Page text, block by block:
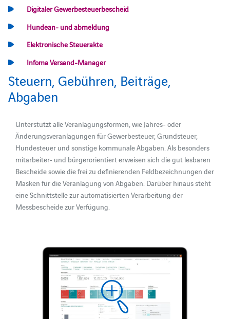
Digitaler Gewerbesteuerbescheid
Hundean- und abmeldung
Elektronische Steuerakte
Infoma Versand-Manager
Steuern, Gebühren, Beiträge,
Abgaben
Unterstützt alle Veranlagungsformen, wie Jahres- oder
Änderungsveranlagungen für Gewerbesteuer, Grundsteuer,
Hundesteuer und sonstige kommunale Abgaben. Als besonders
mitarbeiter- und bürgerorientiert erweisen sich die gut lesbaren
Bescheide sowie die frei zu definierenden Feldbezeichnungen der
Masken für die Veranlagung von Abgaben. Darüber hinaus steht
eine Schnittstelle zur automatisierten Verarbeitung der
Messbescheide zur Verfügung.